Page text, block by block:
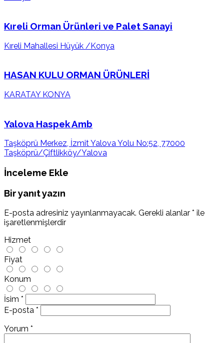
Kıreli Orman Ürünleri ve Palet Sanayi
Kıreli Mahallesi Hüyük /Konya
HASAN KULU ORMAN ÜRÜNLERİ
KARATAY KONYA
Yalova Haspek Amb
Taşköprü Merkez, İzmit Yalova Yolu No:52, 77000
Taşköprü/Çiftlikköy/Yalova
İnceleme Ekle
Bir yanıt yazın
E-posta adresiniz yayınlanmayacak. Gerekli alanlar * ile
işaretlenmişlerdir
Hizmet
Fiyat
Konum
İsim *
E-posta *
Yorum *